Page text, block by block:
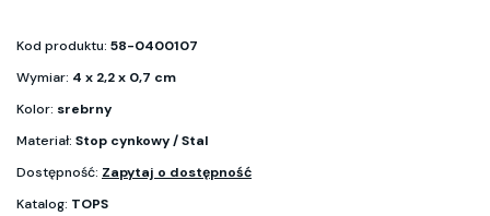
Kod produktu: 58-0400107
Wymiar: 4 x 2,2 x 0,7 cm
Kolor: srebrny
Materiał: Stop cynkowy / Stal
Dostępność: Zapytaj o dostępność
Katalog: TOPS